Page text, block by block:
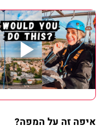
איפה זה על המפה?